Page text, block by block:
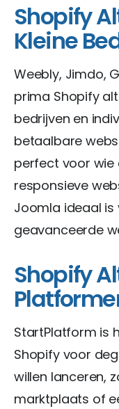
Shopify
Kleine
Weebly, Jimdo,
prima Shopify
bedrijven en
betaalbare
perfect voor wie
responsieve
Joomla ideaal is
geavanceerde
Shopify
StartPlatform is
Shopify voor
willen lanceren,
marktplaats of